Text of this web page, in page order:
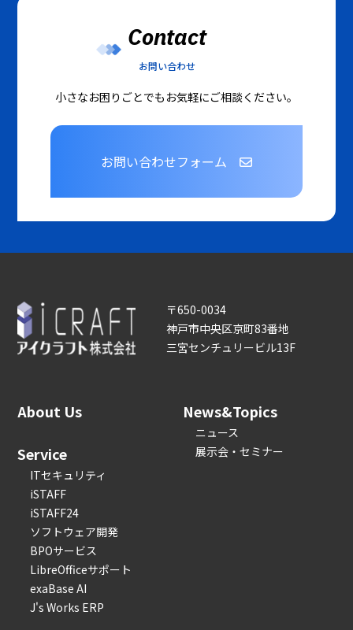
Contact
お問い合わせ
小さなお困りごとでもお気軽にご相談ください。
お問い合わせフォーム
〒650-0034
神戸市中央区京町83番地
三宮センチュリービル13F
About Us
Service
ITセキュリティ
iSTAFF
iSTAFF24
ソフトウェア開発
BPOサービス
LibreOfficeサポート
exaBase AI
J's Works ERP
News&Topics
ニュース
展示会・セミナー